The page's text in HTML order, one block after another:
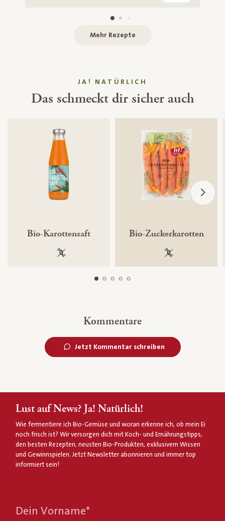
Mehr Rezepte
JA! NATÜRLICH
Das schmeckt dir sicher auch
Bio-Karottensaft
100 % gentechnikfrei
Bio-Zuckerkarotten
100 %
Kommentare
Jetzt Kommentar schreiben
Lust auf News? Ja! Natürlich!
Wie fermentiere ich Bio-Gemüse und woran erkenne ich, ob mein Ei
noch frisch ist? Wir versorgen dich mit Koch- und Ernährungstipps,
den besten Rezepten, neusten Bio-Produkten, exklusivem Wissen
und Gewinnspielen. Jetzt Newsletter abonnieren und immer top
informiert sein!
Dein Vorname*